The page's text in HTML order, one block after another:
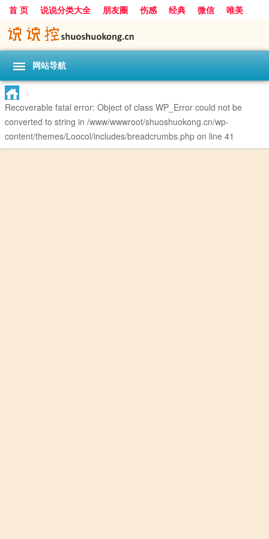
首 页 说说分类大全 朋友圈 伤感 经典 微信
唯美
励志
爱情 搞笑
网站导航
>
Recoverable fatal error: Object of class WP_Error could not be
converted to string in /www/wwwroot/shuoshuokong.cn/wp-
content/themes/Loocol/includes/breadcrumbs.php on line 41